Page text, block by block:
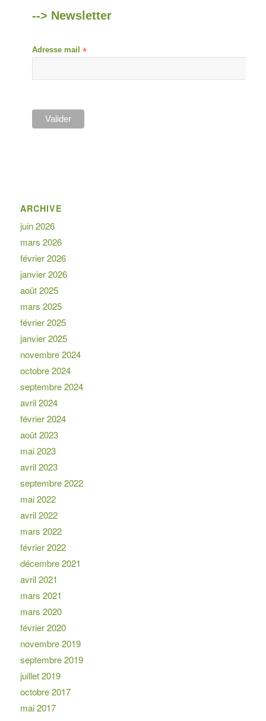
--> Newsletter
Adresse mail *
ARCHIVE
juin 2026
mars 2026
février 2026
janvier 2026
août 2025
mars 2025
février 2025
janvier 2025
novembre 2024
octobre 2024
septembre 2024
avril 2024
février 2024
août 2023
mai 2023
avril 2023
septembre 2022
mai 2022
avril 2022
mars 2022
février 2022
décembre 2021
avril 2021
mars 2021
mars 2020
février 2020
novembre 2019
septembre 2019
juillet 2019
octobre 2017
mai 2017